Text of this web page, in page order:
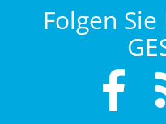
Folgen Sie